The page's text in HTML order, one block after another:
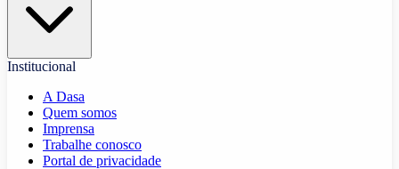
Institucional
A Dasa
Quem somos
Imprensa
Trabalhe conosco
Portal de privacidade